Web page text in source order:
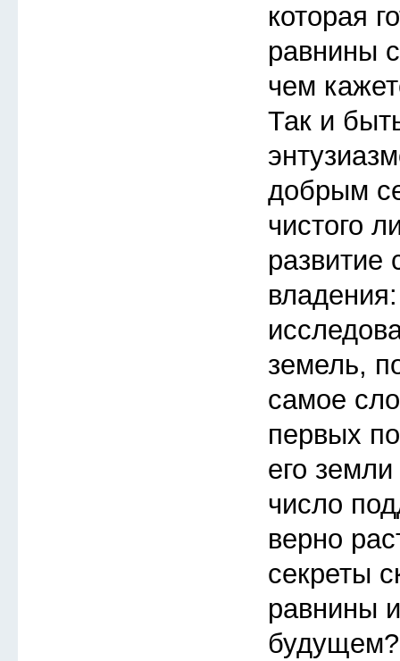
которая
равнины
чем
Так и
добрым
чистого
развитие
земель,
самое
первых
его
число
верно
секреты
равнины
будущем?